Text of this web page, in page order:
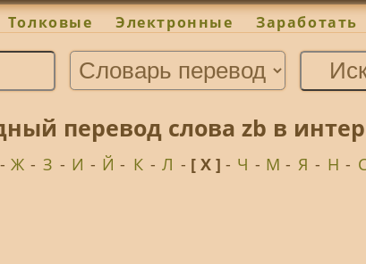
Толковые Электронные Заработать
перевод слова zb в
- Ж - З - И - Й - К - Л - [ Х ] - Ч - М - Я - Н -